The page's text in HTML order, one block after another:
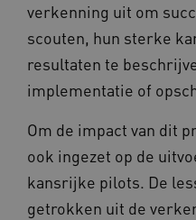
verkenning uit om
scouten, hun sterke
resultaten te
implementatie of
Om de impact van dit
ook ingezet op de
kansrijke pilots. De
getrokken uit de